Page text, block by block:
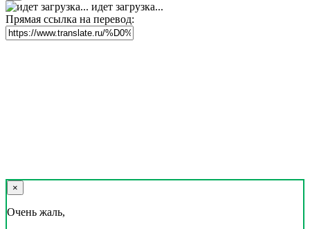
идет загрузка...
Прямая ссылка на перевод:
×
Очень жаль,